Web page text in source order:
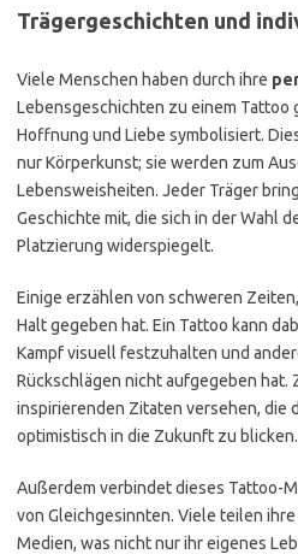
Trägergeschichten und
Viele Menschen haben durch ihre
Lebensgeschichten zu einem Tattoo
Hoffnung und Liebe symbolisiert.
nur Körperkunst; sie werden zum
Lebensweisheiten. Jeder Träger
Geschichte mit, die sich in der Wahl
Platzierung widerspiegelt.
Einige erzählen von schweren
Halt gegeben hat. Ein Tattoo kann
Kampf visuell festzuhalten und
Rückschlägen nicht aufgegeben hat.
inspirierenden Zitaten versehen, die
optimistisch in die Zukunft zu blicken.
Außerdem verbindet dieses Tattoo-
von Gleichgesinnten. Viele teilen
Medien, was nicht nur ihr eigenes